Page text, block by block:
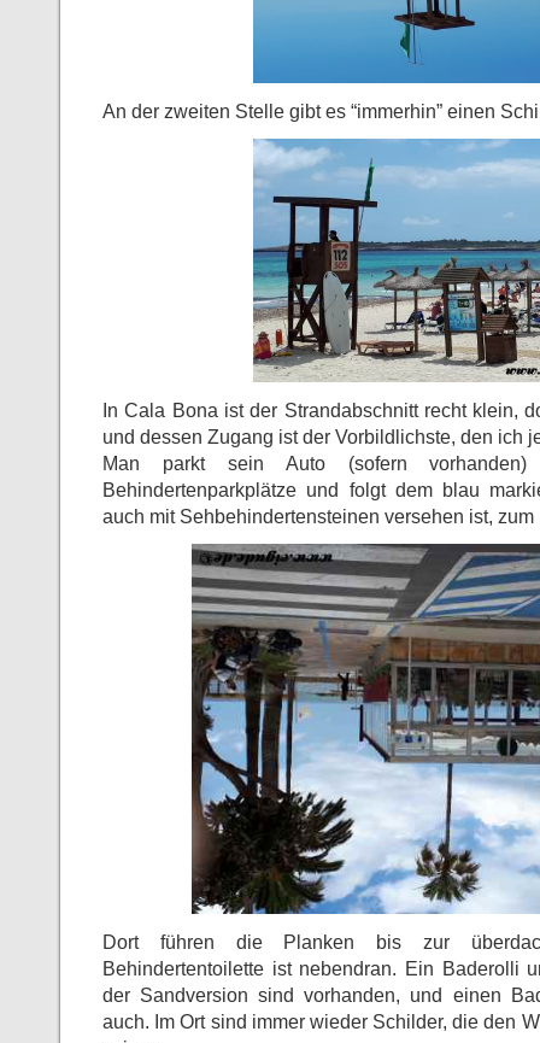
An der zweiten Stelle gibt es “immerhin” einen
In Cala Bona ist der Strandabschnitt recht klein,
und dessen Zugang ist der Vorbildlichste, den ich
Man parkt sein Auto (sofern
Behindertenparkplätze und folgt dem blau
auch mit Sehbehindertensteinen versehen ist,
Dort führen die Planken bis zur
Behindertentoilette ist nebendran. Ein Baderolli
der Sandversion sind vorhanden, und einen
auch. Im Ort sind immer wieder Schilder, die den